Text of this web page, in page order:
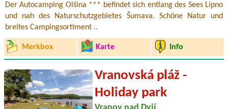
Der Autocamping Olšina *** befindet sich entlang des Sees Lipno
und nah des Naturschutzgebietes Šumava. Schöne Natur und
breites Campingsortiment ..
Merkbox Karte Info
Vranovská pláž -
Holiday park